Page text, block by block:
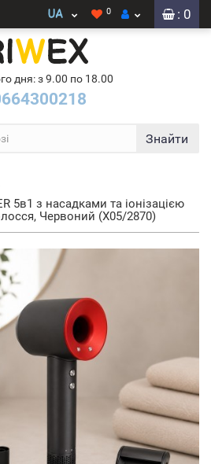
: 0
0
дня: з 9.00 по 18.00
Знайти
5в1 з насадками та іонізацією
Червоний (X05/2870)